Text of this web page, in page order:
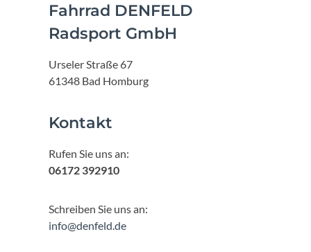
Fahrrad DENFELD
Radsport GmbH
Urseler Straße 67
61348 Bad Homburg
Kontakt
Rufen Sie uns an:
06172 392910
Schreiben Sie uns an:
info@denfeld.de